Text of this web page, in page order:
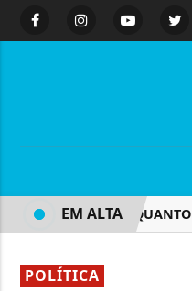
ENTENDA QUANTO O
EM ALTA
POLÍTICA